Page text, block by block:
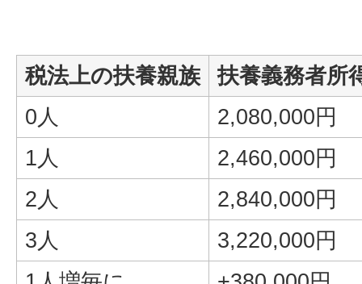
税法上の扶養親族
扶養義務者所
0人
2,080,000円
1人
2,460,000円
2人
2,840,000円
3人
3,220,000円